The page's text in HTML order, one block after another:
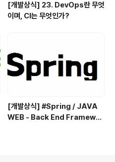
[개발상식] 23. DevOps란 무엇
이며, CI는 무엇인가?
[개발상식] #Spring / JAVA
WEB - Back End Framewor